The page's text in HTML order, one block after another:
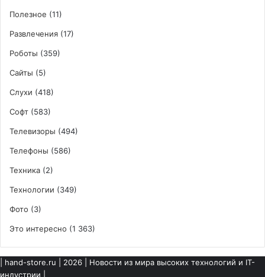
Полезное (11)
Развлечения (17)
Роботы (359)
Сайты (5)
Слухи (418)
Софт (583)
Телевизоры (494)
Телефоны (586)
Техника (2)
Технологии (349)
Фото (3)
Это интересно (1 363)
hand-store.ru | 2026 | Новости из мира высоких технологий и IT-
индустрии |